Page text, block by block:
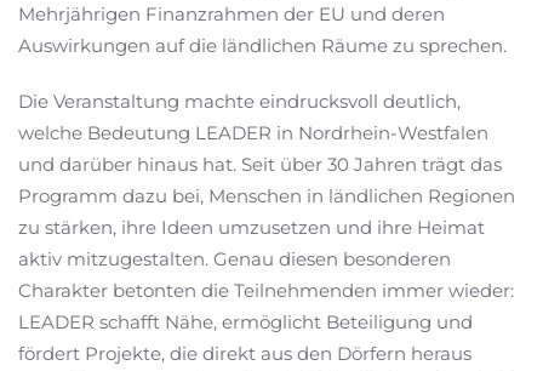
Mehrjährigen Finanzrahmen der EU und deren
Auswirkungen auf die ländlichen Räume zu sprechen.
Die Veranstaltung machte eindrucksvoll deutlich,
welche Bedeutung LEADER in Nordrhein-Westfalen
und darüber hinaus hat. Seit über 30 Jahren trägt das
Programm dazu bei, Menschen in ländlichen Regionen
zu stärken, ihre Ideen umzusetzen und ihre Heimat
aktiv mitzugestalten. Genau diesen besonderen
Charakter betonten die Teilnehmenden immer wieder:
LEADER schafft Nähe, ermöglicht Beteiligung und
fördert Projekte, die direkt aus den Dörfern heraus